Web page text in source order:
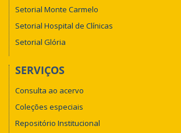
Setorial Monte Carmelo
Setorial Hospital de Clínicas
Setorial Glória
SERVIÇOS
Consulta ao acervo
Coleções especiais
Repositório Institucional